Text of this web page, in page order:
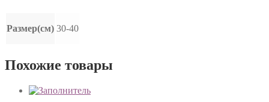
Размер(см) 30-40
Похожие товары